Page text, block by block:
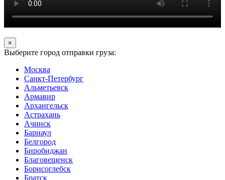
×
Выберите город отправки груза:
Москва
Санкт-Петербург
Альметьевск
Армавир
Архангельск
Астрахань
Ачинск
Барнаул
Белгород
Биробиджан
Благовещенск
Борисоглебск
Братск